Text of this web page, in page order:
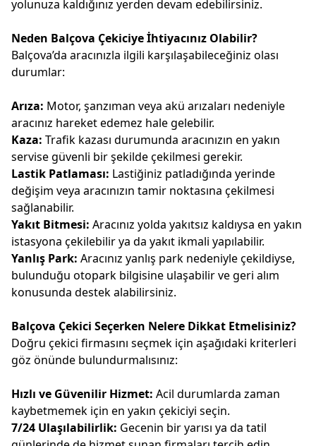
yolunuza kaldığınız yerden devam edebilirsiniz.
Neden Balçova Çekiciye İhtiyacınız Olabilir?
Balçova’da aracınızla ilgili karşılaşabileceğiniz olası
durumlar:
Arıza: Motor, şanzıman veya akü arızaları nedeniyle
aracınız hareket edemez hale gelebilir.
Kaza: Trafik kazası durumunda aracınızın en yakın
servise güvenli bir şekilde çekilmesi gerekir.
Lastik Patlaması: Lastiğiniz patladığında yerinde
değişim veya aracınızın tamir noktasına çekilmesi
sağlanabilir.
Yakıt Bitmesi: Aracınız yolda yakıtsız kaldıysa en yakın
istasyona çekilebilir ya da yakıt ikmali yapılabilir.
Yanlış Park: Aracınız yanlış park nedeniyle çekildiyse,
bulunduğu otopark bilgisine ulaşabilir ve geri alım
konusunda destek alabilirsiniz.
Balçova Çekici Seçerken Nelere Dikkat Etmelisiniz?
Doğru çekici firmasını seçmek için aşağıdaki kriterleri
göz önünde bulundurmalısınız:
Hızlı ve Güvenilir Hizmet: Acil durumlarda zaman
kaybetmemek için en yakın çekiciyi seçin.
7/24 Ulaşılabilirlik: Gecenin bir yarısı ya da tatil